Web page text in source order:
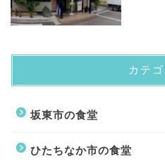
カテ
坂東市の食堂
ひたちなか市の食堂